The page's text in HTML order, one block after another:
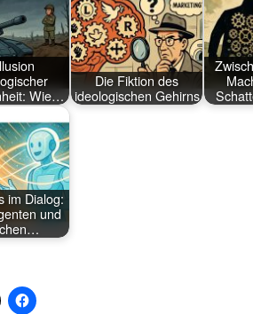
Wie…
Die Fiktion des
ideologischen Gehirns
im Dialog:
und